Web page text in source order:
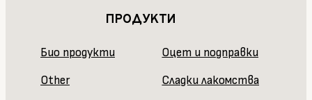
ПРОДУКТИ
Био продукти
Other
Оцет и подправки
Сладки лакомства